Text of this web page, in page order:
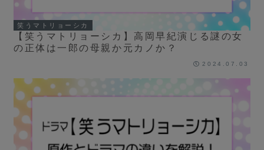
笑うマトリョーシカ
【笑うマトリョーシカ】高岡早紀演じる謎の女
の正体は一郎の母親か元カノか？
2024.07.03